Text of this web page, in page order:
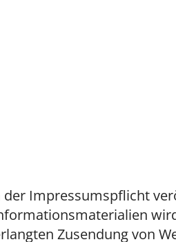
der Impressumspflicht
Zusendung von